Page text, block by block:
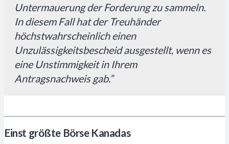
Untermauerung der Forderung zu sammeln.
In diesem Fall hat der Treuhänder
höchstwahrscheinlich einen
Unzulässigkeitsbescheid ausgestellt, wenn es
eine Unstimmigkeit in Ihrem
Antragsnachweis gab.”
Einst größte Börse Kanadas